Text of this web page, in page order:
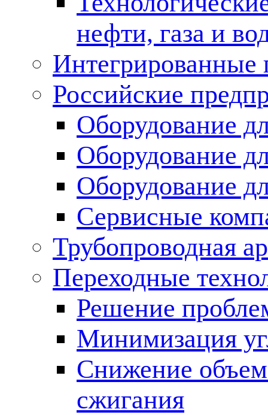
нефти, газа и
Российские
Оборудование
Оборудование
Оборудование
Сервисные
Трубопроводная
Переходные
Решение
Минимизация
Снижение
сжигания